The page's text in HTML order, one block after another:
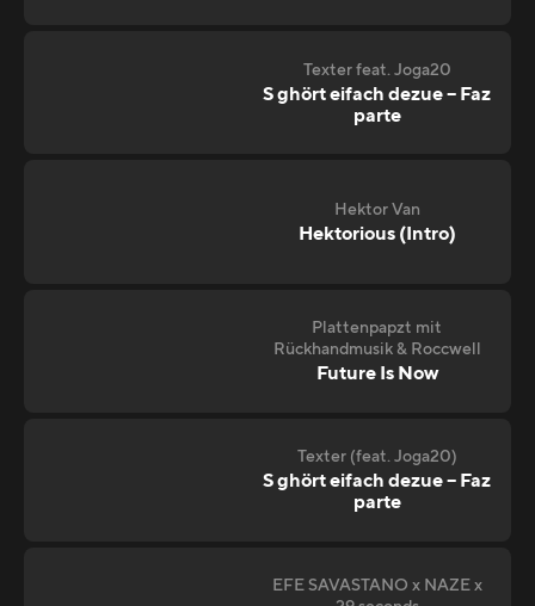
Texter feat. Joga20
S ghört eifach dezue – Faz
parte
Hektor Van
Hektorious (Intro)
Plattenpapzt mit
Rückhandmusik & Roccwell
Future Is Now
Texter (feat. Joga20)
S ghört eifach dezue – Faz
parte
EFE SAVASTANO x NAZE x